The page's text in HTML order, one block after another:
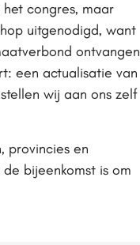
congres, maar
uitgenodigd, want
ontvangen
een actualisatie van
wij aan ons zelf
provincies en
bijeenkomst is om